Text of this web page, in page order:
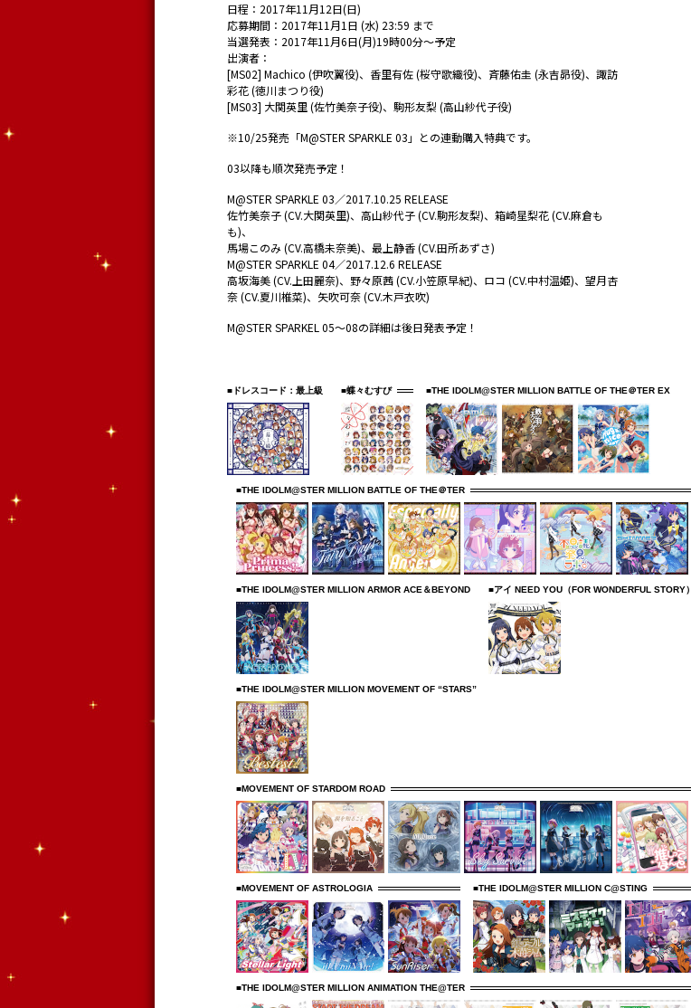
日程：2017年11月12日(日)
応募期間：2017年11月1日 (水) 23:59 まで
当選発表：2017年11月6日(月)19時00分～予定
出演者：
[MS02] Machico (伊吹翼役)、香里有佐 (桜守歌織役)、斉藤佑圭 (永吉昴役)、諏訪
彩花 (徳川まつり役)
[MS03] 大関英里 (佐竹美奈子役)、駒形友梨 (高山紗代子役)
※10/25発売「M@STER SPARKLE 03」との連動購入特典です。
03以降も順次発売予定！
M@STER SPARKLE 03／2017.10.25 RELEASE
佐竹美奈子 (CV.大関英里)、高山紗代子 (CV.駒形友梨)、箱崎星梨花 (CV.麻倉も
も)、
馬場このみ (CV.高橋未奈美)、最上静香 (CV.田所あずさ)
M@STER SPARKLE 04／2017.12.6 RELEASE
高坂海美 (CV.上田麗奈)、野々原茜 (CV.小笠原早紀)、ロコ (CV.中村温姫)、望月杏
奈 (CV.夏川椎菜)、矢吹可奈 (CV.木戸衣吹)
M@STER SPARKEL 05～08の詳細は後日発表予定！
■ドレスコード：最上級 ■蝶々むすび ■THE IDOLM@STER MILLION BATTLE OF THE＠TER EX
■THE IDOLM@STER MILLION BATTLE OF THE＠TER
■THE IDOLM@STER MILLION ARMOR ACE＆BEYOND ■アイ NEED YOU（FOR WONDERFUL STORY）
■THE IDOLM@STER MILLION MOVEMENT OF “STARS”
■MOVEMENT OF STARDOM ROAD
■MOVEMENT OF ASTROLOGIA ■THE IDOLM@STER MILLION C@STING
■THE IDOLM@STER MILLION ANIMATION THE@TER